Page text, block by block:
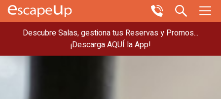
Descubre Salas, gestiona tus Reservas y Promos...
¡Descarga AQUÍ la App!